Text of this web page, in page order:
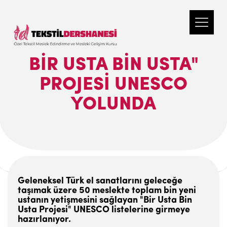
BIR USTA BIN USTA"
PROJESI UNESCO
YOLUNDA
Geleneksel Türk el sanatlarını geleceğe
taşımak üzere 50 meslekte toplam bin yeni
ustanın yetişmesini sağlayan "Bir Usta Bin
Usta Projesi" UNESCO listelerine girmeye
hazırlanıyor.